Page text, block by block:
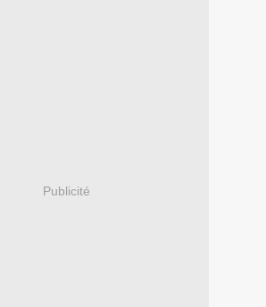
Publicité